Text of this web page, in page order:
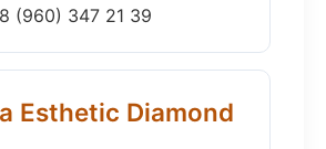
8 (960) 347 21 39
Esthetic Diamond